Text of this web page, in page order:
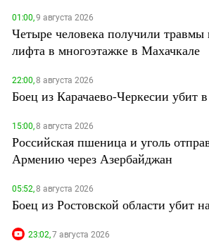
01:00,9 августа 2026
Четыре человека получили
лифта в многоэтажке в Махачкале
22:00,8 августа 2026
Боец из Карачаево-Черкесии убит
15:00,8 августа 2026
Российская пшеница и уголь
Армению через Азербайджан
05:52,8 августа 2026
Боец из Ростовской области убит
23:02,7 августа 2026